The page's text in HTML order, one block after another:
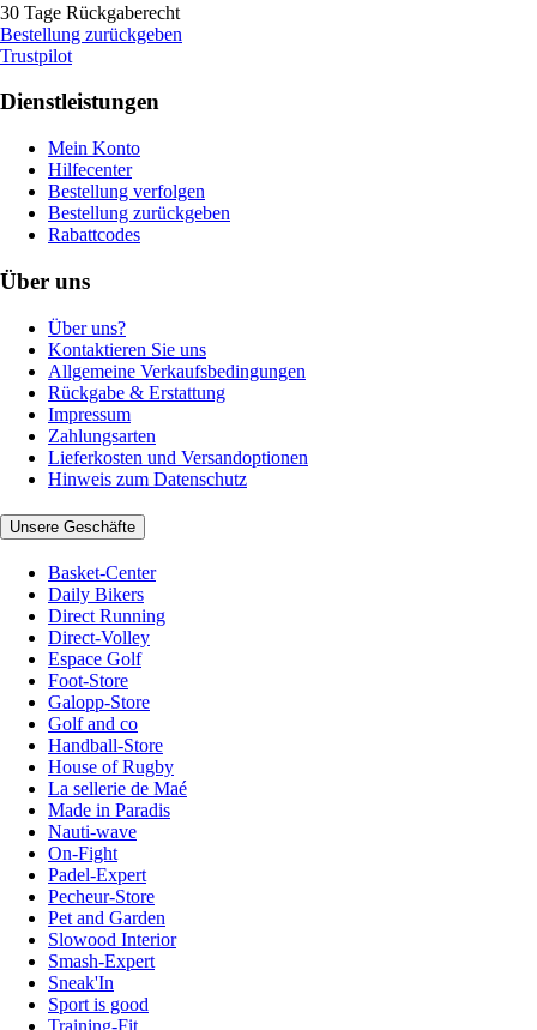
30 Tage Rückgaberecht
Bestellung zurückgeben
Trustpilot
Dienstleistungen
Mein Konto
Hilfecenter
Bestellung verfolgen
Bestellung zurückgeben
Rabattcodes
Über uns
Über uns?
Kontaktieren Sie uns
Allgemeine Verkaufsbedingungen
Rückgabe & Erstattung
Impressum
Zahlungsarten
Lieferkosten und Versandoptionen
Hinweis zum Datenschutz
Unsere Geschäfte
Basket-Center
Daily Bikers
Direct Running
Direct-Volley
Espace Golf
Foot-Store
Galopp-Store
Golf and co
Handball-Store
House of Rugby
La sellerie de Maé
Made in Paradis
Nauti-wave
On-Fight
Padel-Expert
Pecheur-Store
Pet and Garden
Slowood Interior
Smash-Expert
Sneak'In
Sport is good
Training-Fit